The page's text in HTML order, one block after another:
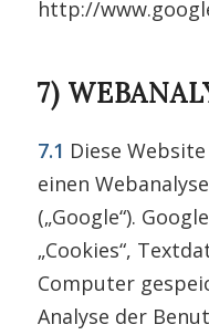
http://
7)
7.1 Diese
einen
(„Google“).
„Cookies“,
Computer
Analyse der